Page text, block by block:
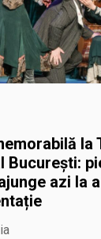
la
București:
azi la